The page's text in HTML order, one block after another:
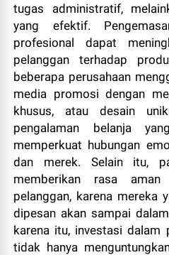
tugas administratif,
yang efektif.
profesional dapat
pelanggan terhadap
beberapa perusahaan
media promosi dengan
khusus, atau desain
pengalaman belanja
memperkuat hubungan
dan merek. Selain itu,
memberikan rasa
pelanggan, karena mereka
dipesan akan sampai
karena itu, investasi dalam
tidak hanya